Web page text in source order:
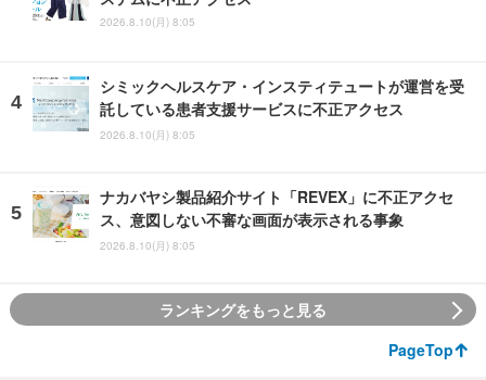
2026.8.10(月) 8:05
シミックヘルスケア・インスティテュートが運営を受
託している患者支援サービスに不正アクセス
2026.8.10(月) 8:05
ナカバヤシ製品紹介サイト「REVEX」に不正アクセ
ス、意図しない不審な画面が表示される事象
2026.8.10(月) 8:05
ランキングをもっと見る
PageTop